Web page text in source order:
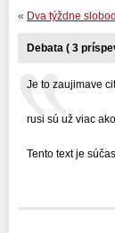
« Dva týždne
Debata ( 3
Je to zaujimave
rusi sú už viac
Tento text je